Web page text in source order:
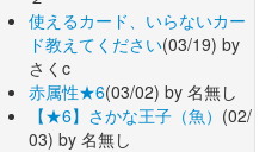
使えるカード、いらないカー
ド教えてください(03/19) by
さくc
赤属性★6(03/02) by 名無し
【★6】さかな王子（魚） (02/
03) by 名無し